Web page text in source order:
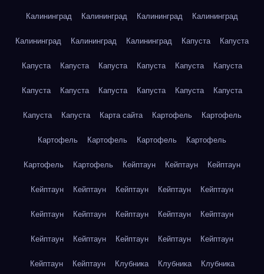
Калининград Калининград Калининград Калининград
Калининград Калининград Калининград Капуста Капуста
Капуста Капуста Капуста Капуста Капуста Капуста
Капуста Капуста Капуста Капуста Капуста Капуста
Капуста Капуста Карта сайта Картофель Картофель
Картофель Картофель Картофель Картофель
Картофель Картофель Кейптаун Кейптаун Кейптаун
Кейптаун Кейптаун Кейптаун Кейптаун Кейптаун
Кейптаун Кейптаун Кейптаун Кейптаун Кейптаун
Кейптаун Кейптаун Кейптаун Кейптаун Кейптаун
Кейптаун Кейптаун Клубника Клубника Клубника